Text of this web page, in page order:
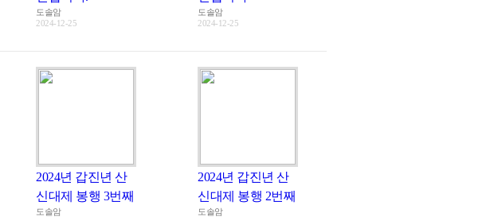
도솔암
2024-12-25
도솔암
2024-12-25
2024년 갑진년 산
신대제 봉행 3번째
도솔암
2024년 갑진년 산
신대제 봉행 2번째
도솔암